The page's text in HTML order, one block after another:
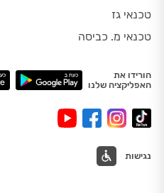
טכנאי גז
טכנאי מ. כביסה
הורידו את
האפליקציה שלנו
נגישות